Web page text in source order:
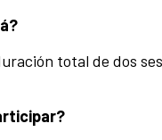
total de dos